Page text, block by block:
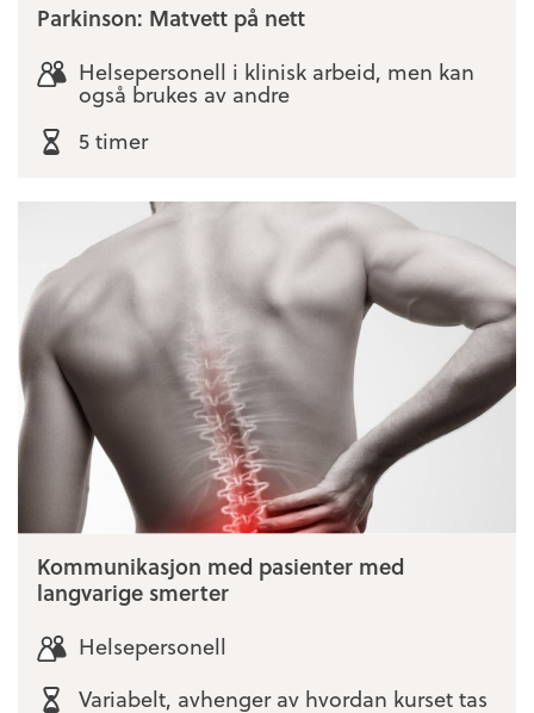
Parkinson: Matvett på nett
Helsepersonell i klinisk arbeid, men kan
også brukes av andre
5 timer
Kommunikasjon med pasienter med
langvarige smerter
Helsepersonell
Variabelt, avhenger av hvordan kurset tas